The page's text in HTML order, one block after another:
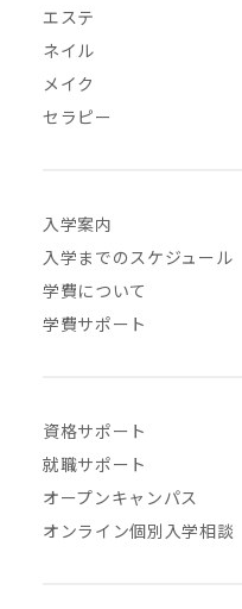
エステ
ネイル
メイク
セラピー
入学案内
入学までのスケジュール
学費について
学費サポート
資格サポート
就職サポート
オープンキャンパス
オンライン個別入学相談